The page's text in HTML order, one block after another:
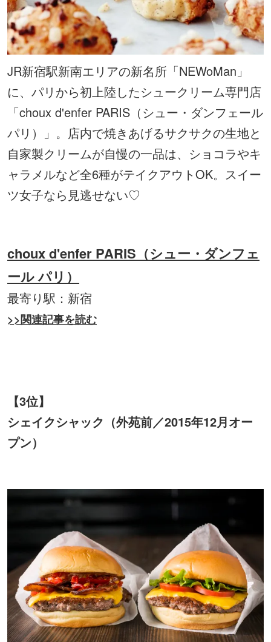
JR新宿駅新南エリアの新名所「NEWoMan」
に、パリから初上陸したシュークリーム専門店
「choux d'enfer PARIS（シュー・ダンフェール
パリ）」。店内で焼きあげるサクサクの生地と
自家製クリームが自慢の一品は、ショコラやキ
ャラメルなど全6種がテイクアウトOK。スイー
ツ女子なら見逃せない♡
choux d'enfer PARIS（シュー・ダンフェ
ール パリ）
最寄り駅：新宿
>>関連記事を読む
【3位】
シェイクシャック（外苑前／2015年12月オー
プン）